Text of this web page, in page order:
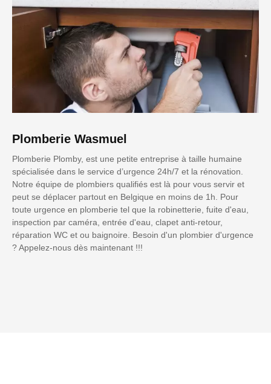
Plomberie Wasmuel
Plomberie Plomby, est une petite entreprise à taille humaine
spécialisée dans le service d’urgence 24h/7 et la rénovation.
Notre équipe de plombiers qualifiés est là pour vous servir et
peut se déplacer partout en Belgique en moins de 1h. Pour
toute urgence en plomberie tel que la robinetterie, fuite d'eau,
inspection par caméra, entrée d'eau, clapet anti-retour,
réparation WC et ou baignoire. Besoin d'un plombier d'urgence
? Appelez-nous dès maintenant !!!